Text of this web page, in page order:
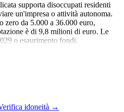
supporta disoccupati residenti
un'impresa o attività autonoma.
zero da 5.000 a 36.000 euro,
è di 9,8 milioni di euro. Le
o esaurimento fondi.
idoneità →